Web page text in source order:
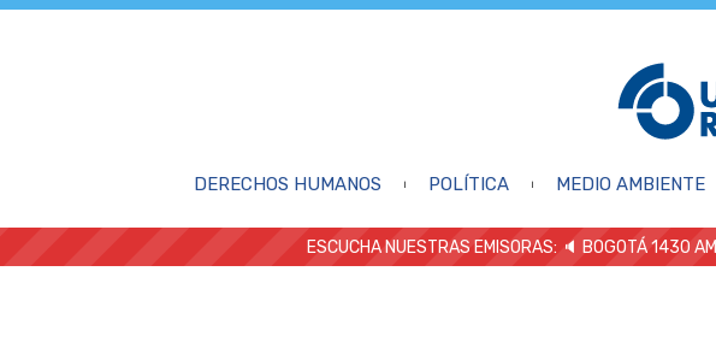
DERECHOS HUMANOS POLÍTICA MEDIO AMBIENTE
ESCUCHA NUESTRAS EMISORAS: 🔈 BOGOTÁ 1430 AM